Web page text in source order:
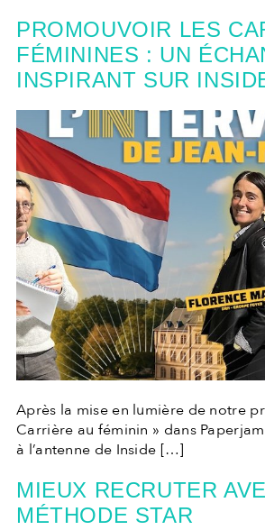
PROMOUVOIR LES
FÉMININES : UN
INSPIRANT SUR
Après la mise en lumière de notre
Carrière au féminin » dans
à l’antenne de Inside […]
MIEUX RECRUTER
MÉTHODE STAR